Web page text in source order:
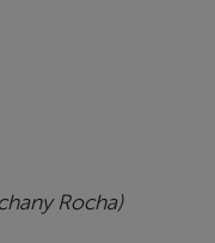
Rocha)